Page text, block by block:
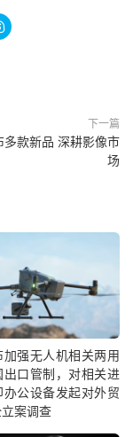
下一篇
多款新品 深耕影像市
场
加强无人机相关两用
出口管制，对相关进
办公设备发起对外贸
案调查